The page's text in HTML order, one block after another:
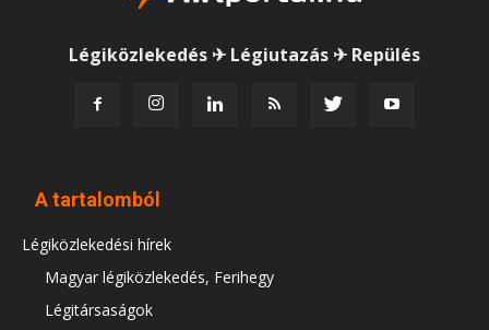
Légiközlekedés ✈ Légiutazás ✈ Repülés
A tartalomból
Légiközlekedési hírek
Magyar légiközlekedés, Ferihegy
Légitársaságok